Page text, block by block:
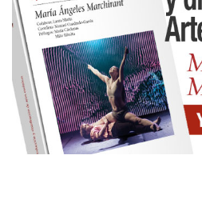
mundo, el equipo
clara sus preferencias y por
de las catorce coreografías
uniformidad que nos
que en ocasiones era
calificar algunas
todas eran muy
apenas pensar en el público,